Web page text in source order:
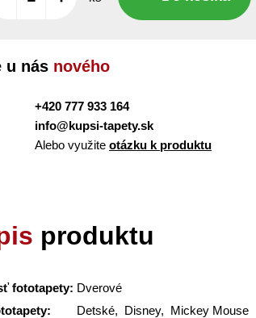
u nás nového
+420 777 933 164
info@kupsi-tapety.sk
Alebo využite otázku k produktu
produktu
fototapety: Dverové
Detské, Disney, Mickey Mouse